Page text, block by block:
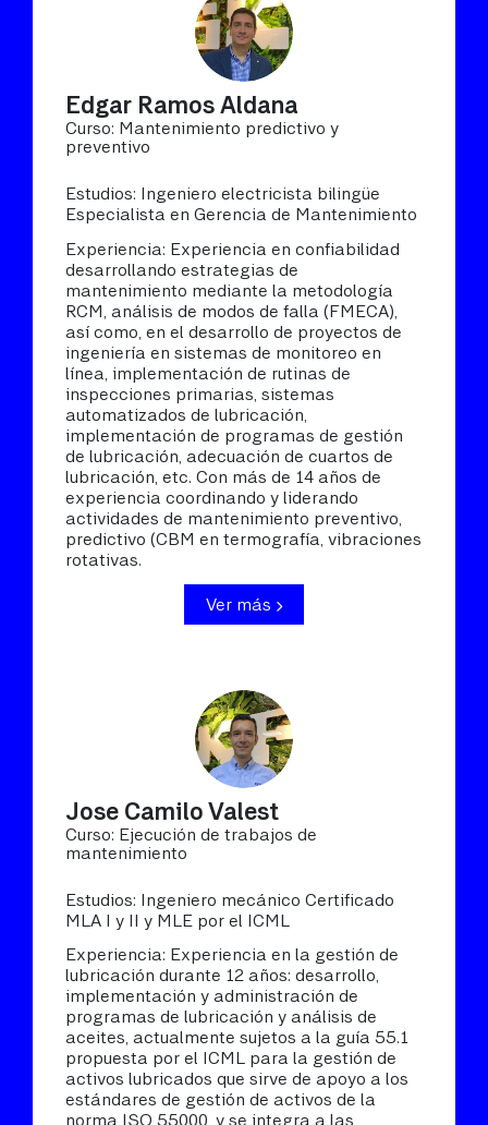
Edgar Ramos Aldana
Curso: Mantenimiento predictivo y
preventivo
Estudios: Ingeniero electricista bilingüe
Especialista en Gerencia de Mantenimiento
Experiencia: Experiencia en confiabilidad
desarrollando estrategias de
mantenimiento mediante la metodología
RCM, análisis de modos de falla (FMECA),
así como, en el desarrollo de proyectos de
ingeniería en sistemas de monitoreo en
línea, implementación de rutinas de
inspecciones primarias, sistemas
automatizados de lubricación,
implementación de programas de gestión
de lubricación, adecuación de cuartos de
lubricación, etc. Con más de 14 años de
experiencia coordinando y liderando
actividades de mantenimiento preventivo,
predictivo (CBM en termografía, vibraciones
rotativas.
Ver más
Jose Camilo Valest
Curso: Ejecución de trabajos de
mantenimiento
Estudios: Ingeniero mecánico Certificado
MLA I y II y MLE por el ICML
Experiencia: Experiencia en la gestión de
lubricación durante 12 años: desarrollo,
implementación y administración de
programas de lubricación y análisis de
aceites, actualmente sujetos a la guía 55.1
propuesta por el ICML para la gestión de
activos lubricados que sirve de apoyo a los
estándares de gestión de activos de la
norma ISO 55000, y se integra a las